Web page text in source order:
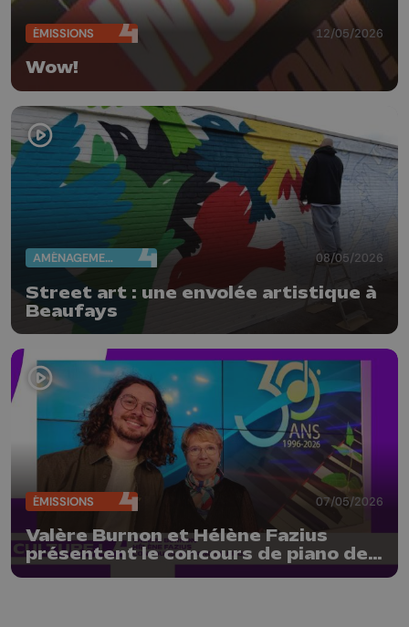
ÉMISSIONS 12/05/2026
Wow!
AMÉNAGEMENT DU TERRITOIRE 08/05/2026
Street art : une envolée artistique à
Beaufays
ÉMISSIONS 07/05/2026
Valère Burnon et Hélène Fazius
présentent le concours de piano de